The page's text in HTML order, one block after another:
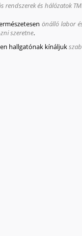
rendszerek és hálózatok
önálló labor
szeretne.
hallgatónak kínáljuk